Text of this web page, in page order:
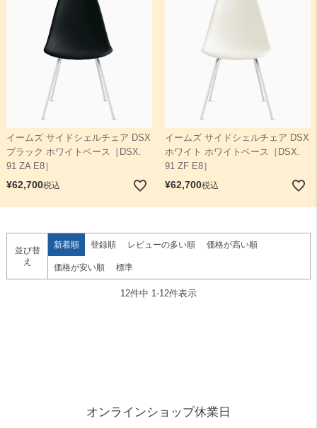
イームズ サイドシェルチェア DSX
ブラック ホワイトベース［DSX.
91 ZA E8］
¥62,700税込
イームズ サイドシェルチェア DSX
ホワイト ホワイトベース［DSX.
91 ZF E8］
¥62,700税込
並び替
え
新着順 登録順 レビューの多い順 価格が高い順
価格が安い順 標準
12件中 1 -12件表示
オンラインショップ休業日